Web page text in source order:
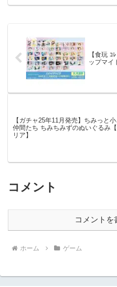
【食玩
ップマイ
【ガチャ25年11月発売】ちみっと
仲間たち ちみちみずのぬいぐるみ
リア】
コメント
コメントを
ホーム ゲーム